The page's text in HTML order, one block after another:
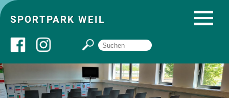
SPORTPARK WEIL
Über uns